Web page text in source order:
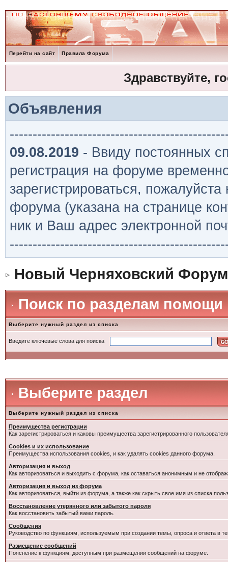
Перейти на сайт Правила Форума
Здравствуйте,
Объявления
09.08.2019 - Ввиду постоянных
регистрация на форуме
зарегистрироваться,
форума (указана на странице
ник и Ваш адрес электронной
Новый Черняховский Форум
Поиск по разделам помощи
Выберите нужный раздел из списка
Введите ключевые слова для поиска
Выберите раздел
Выберите нужный раздел из списка
Преимущества регистрации
Как зарегистрироваться и каковы преимущества зарегистрированного
Cookies и их использование
Преимущества использования cookies, и как удалять cookies данного форума.
Авторизация и выход
Как авторизоваться и выходить с форума, как оставаться анонимным и не
Авторизация и выход из форума
Как авторизоваться, выйти из форума, а также как скрыть свое имя из списка
Восстановление утерянного или забытого пароля
Как восстановить забытый вами пароль.
Сообщения
Руководство по функциям, используемым при создании темы, опроса и ответа в
Размещение сообщений
Пояснение к функциям, доступным при размещении сообщений на форуме.